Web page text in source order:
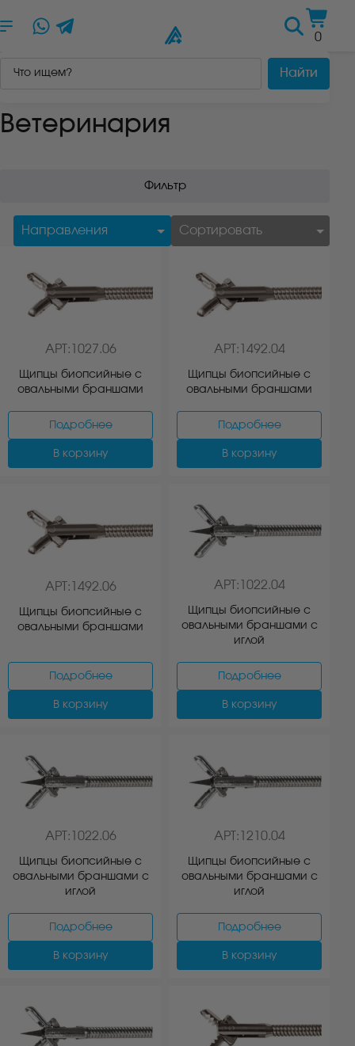
Russian
0
Найти
Ветеринария
Фильтр
АРТ:1027.06
Щипцы биопсийные с
овальными браншами
Подробнее
В корзину
АРТ:1492.04
Щипцы биопсийные с
овальными браншами
Подробнее
В корзину
АРТ:1492.06
Щипцы биопсийные с
овальными браншами
Подробнее
В корзину
АРТ:1022.04
Щипцы биопсийные с
овальными браншами с
иглой
Подробнее
В корзину
АРТ:1022.06
Щипцы биопсийные с
овальными браншами с
иглой
Подробнее
В корзину
АРТ:1210.04
Щипцы биопсийные с
овальными браншами с
иглой
Подробнее
В корзину